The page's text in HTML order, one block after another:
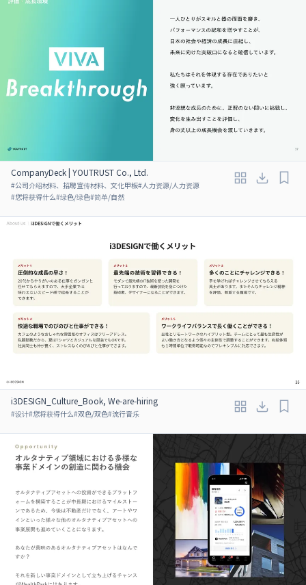
CompanyDeck | YOUTRUST Co., Ltd.
#公司介绍材料、招聘宣传材料、文化甲板#人力资源/人力资源
#您将获得什么#绿色/绿色#简单/自然
i3DESIGN_Culture_Book, We-are-hiring
#设计#您将获得什么#双色/双色#流行音乐